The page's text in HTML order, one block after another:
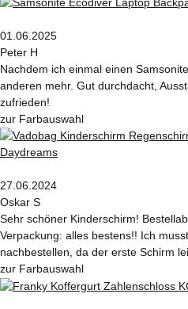
01.06.2025
Peter H
Nachdem ich einmal einen
anderen mehr. Gut durchdacht,
zufrieden!
zur Farbauswahl
27.06.2024
Oskar S
Sehr schöner Kinderschirm!
Verpackung: alles bestens!! Ich
nachbestellen, da der erste Schirm
zur Farbauswahl